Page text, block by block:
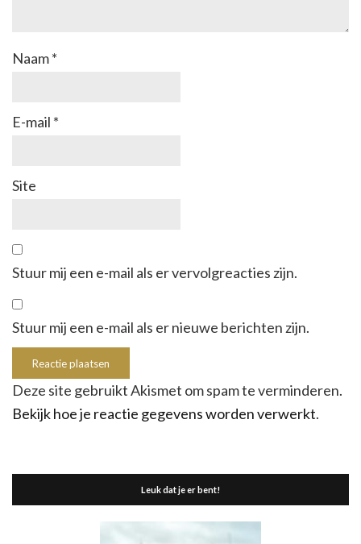
Naam*
E-mail *
Site
Stuur mij een e-mail als er vervolgreacties zijn.
Stuur mij een e-mail als er nieuwe berichten zijn.
Deze site gebruikt Akismet om spam te verminderen.
Bekijk hoe je reactie gegevens worden verwerkt.
Leuk dat je er bent!